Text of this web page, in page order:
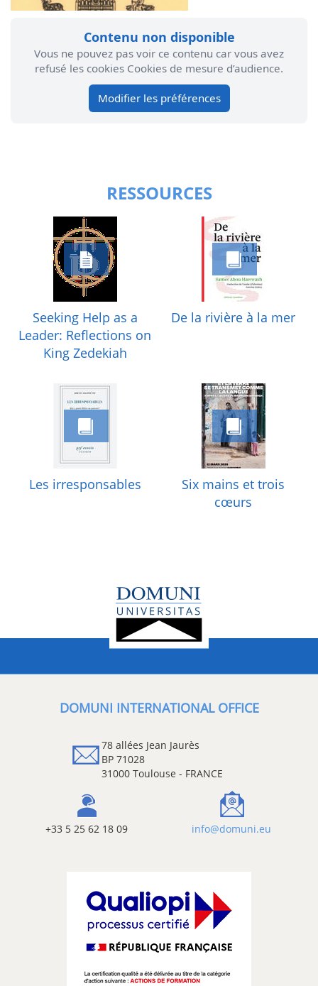
Contenu non disponible
Vous ne pouvez pas voir ce contenu car vous avez
refusé les cookies Cookies de mesure d’audience.
Modifier les préférences
RESSOURCES
Seeking Help as a
Leader: Reflections on
King Zedekiah
De la rivière à la mer
Les irresponsables
Six mains et trois
cœurs
DOMUNI INTERNATIONAL OFFICE
78 allées Jean Jaurès
BP 71028
31000 Toulouse - FRANCE
+33 5 25 62 18 09 info@domuni.eu